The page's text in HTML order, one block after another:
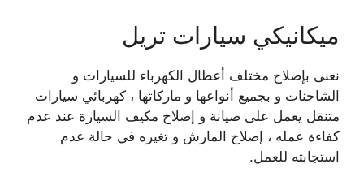
ميكانيكي سيارات تريل
نعنى بإصلاح مختلف أعطال الكهرباء للسيارات و
الشاحنات و بجميع أنواعها و ماركاتها ، كهربائي سيارات
متنقل يعمل على صيانة و إصلاح مكيف السيارة عند عدم
كفاءة عمله ، إصلاح المارش و تغيره في حالة عدم
استجابته للعمل.